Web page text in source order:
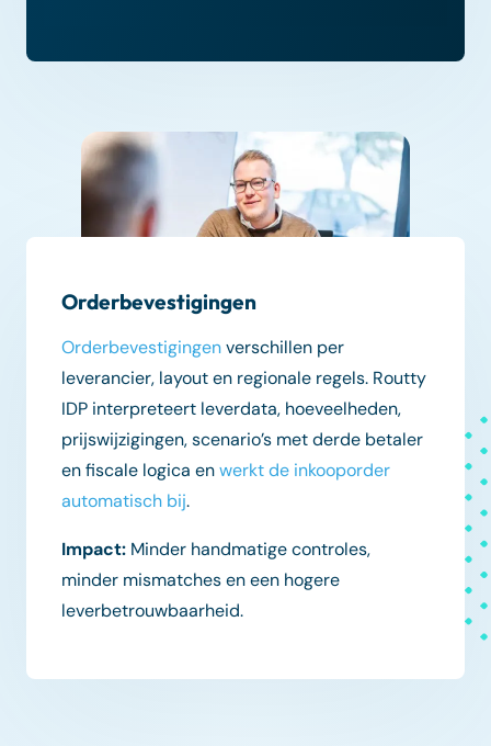
Orderbevestigingen
Orderbevestigingenverschillen per
leverancier, layout en regionale regels. Routty
IDP interpreteert leverdata, hoeveelheden,
prijswijzigingen, scenario’s met derde betaler
en fiscale logica enwerkt de inkooporder
automatisch bij.
Impact: Minder handmatige controles,
minder mismatches en een hogere
leverbetrouwbaarheid.